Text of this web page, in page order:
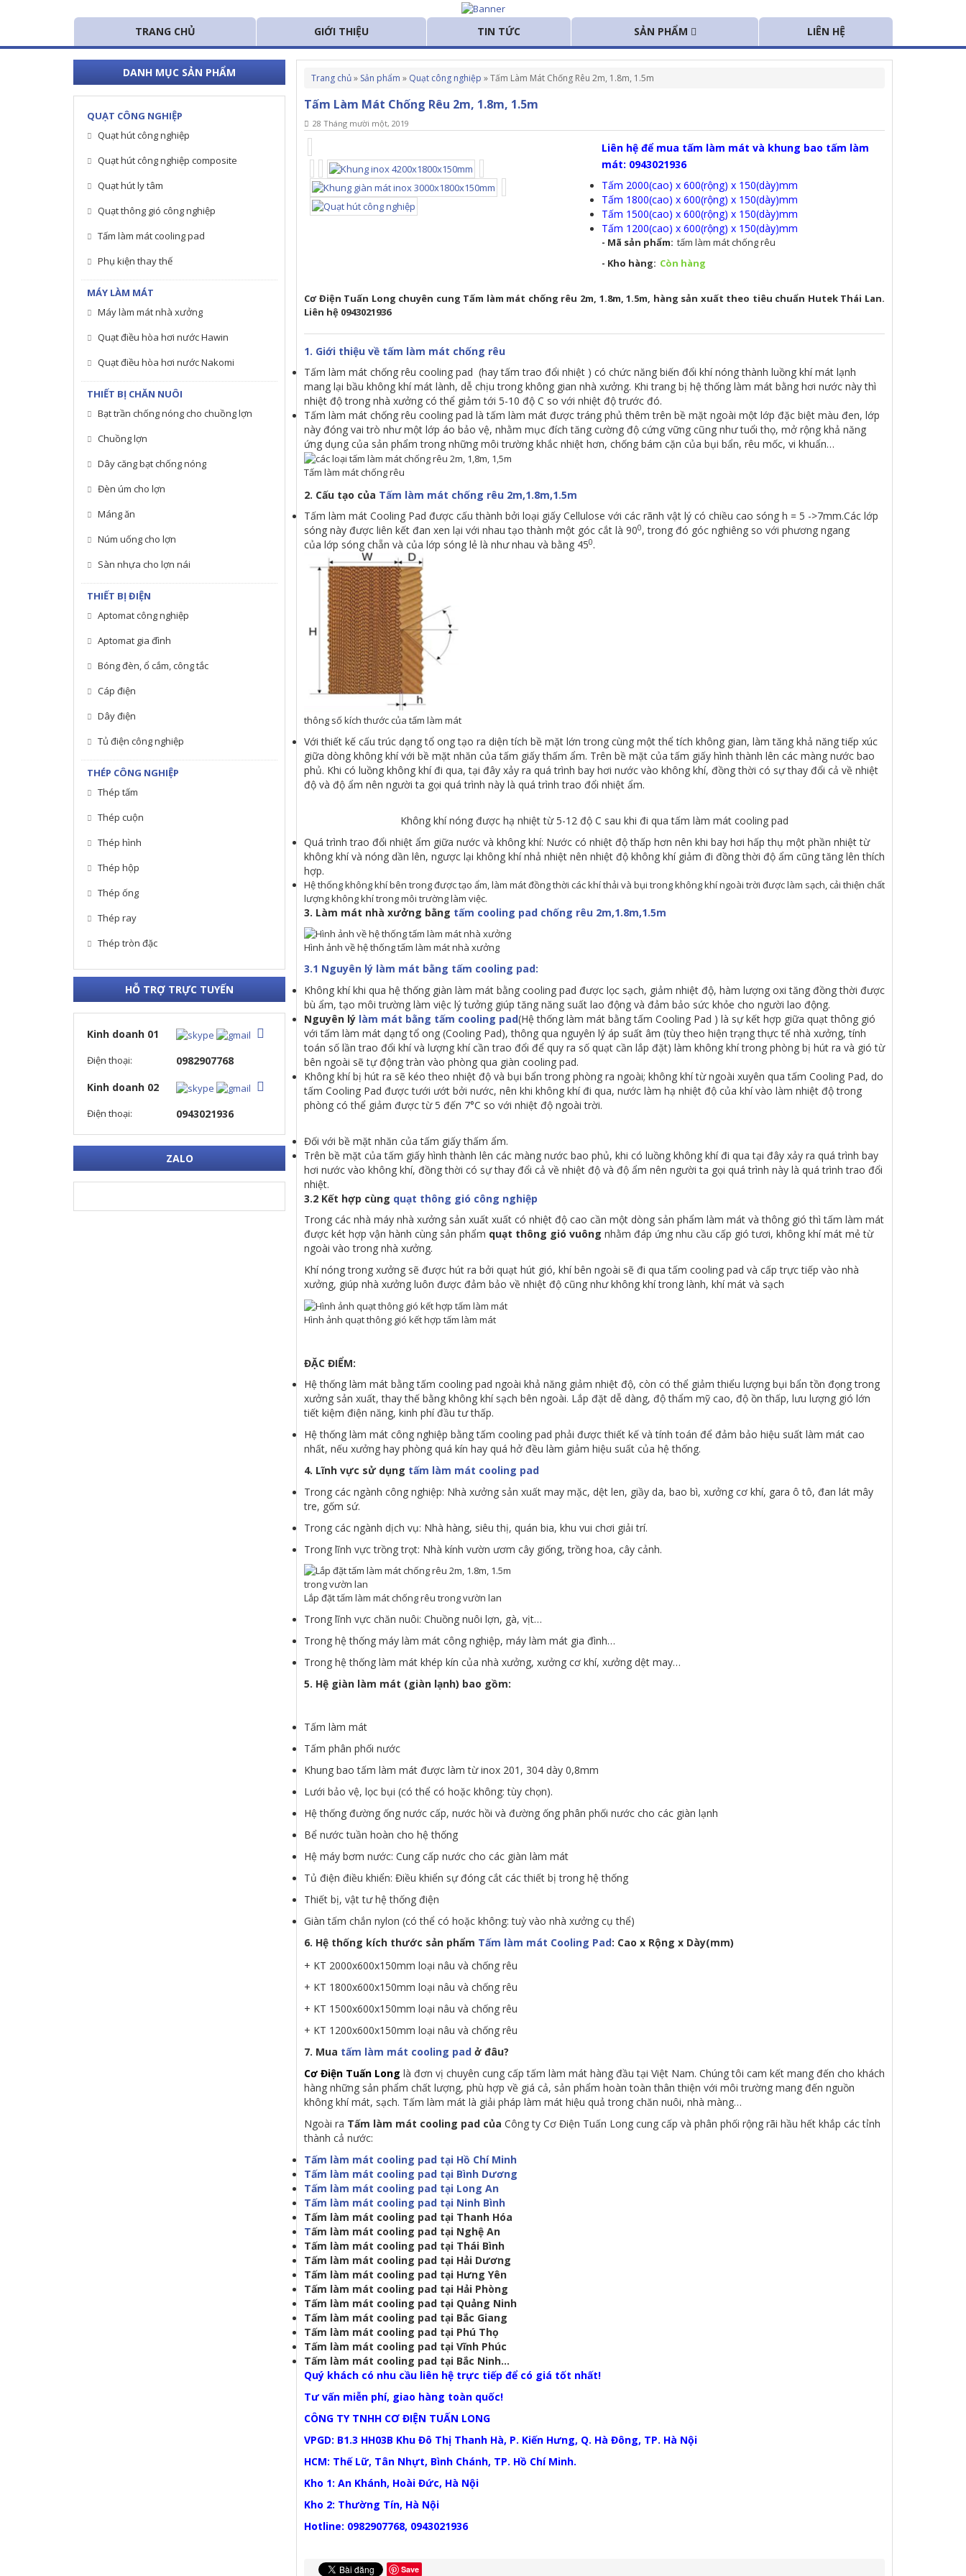
TRANG CHỦ GIỚI THIỆU TIN TỨC SẢN PHẨM
Quạt công nghiệp
Quạt hút công nghiệp
Quạt hút công nghiệp composite
Máy làm mát
Máy làm mát nhà xưởng
Thép công nghiệp
LIÊN HỆ
Trang chủ» Sản phẩm » Quạt công nghiệp »Tấm Làm Mát Chống Rêu 2m, 1.8m, 1.5m
Tấm Làm Mát Chống Rêu 2m, 1.8m, 1.5m
28 Tháng mười một, 2019
Liên hệ để mua tấm làm mát và khung bao tấm làm
mát: 0943021936
Tấm 2000(cao) x 600(rộng) x 150(dày)mm
Tấm 1800(cao) x 600(rộng) x 150(dày)mm
Tấm 1500(cao) x 600(rộng) x 150(dày)mm
Tấm 1200(cao) x 600(rộng) x 150(dày)mm
- Mã sản phẩm: tấm làm mát chống rêu
- Kho hàng: Còn hàng
Cơ Điện Tuấn Long chuyên cung Tấm làm mát chống rêu 2m, 1.8m, 1.5m, hàng sản xuất theo tiêu chuẩn Hutek Thái Lan.
Liên hệ 0943021936
1. Giới thiệu về tấm làm mát chống rêu
Tấm làm mát chống rêu cooling pad (hay tấm trao đổi nhiệt ) có chức năng biến đổi khí nóng thành luồng khí mát lạnh
mang lại bầu không khí mát lành, dễ chịu trong không gian nhà xưởng. Khi trang bị hệ thống làm mát bằng hơi nước này thì
nhiệt độ trong nhà xưởng có thể giảm tới 5-10 độ C so với nhiệt độ trước đó.
Tấm làm mát chống rêu cooling pad là tấm làm mát được tráng phủ thêm trên bề mặt ngoài một lớp đặc biệt màu đen, lớp
này đóng vai trò như một lớp áo bảo vệ, nhằm mục đích tăng cường độ cứng vững cũng như tuổi thọ, mở rộng khả năng
ứng dụng của sản phẩm trong những môi trường khắc nhiệt hơn, chống bám cặn của bụi bẩn, rêu mốc, vi khuẩn…
Tấm làm mát chống rêu
2. Cấu tạo của Tấm làm mát chống rêu 2m,1.8m,1.5m
Tấm làm mát Cooling Pad được cấu thành bởi loại giấy Cellulose với các rãnh vật lý có chiều cao sóng h = 5 ->7mm.Các lớp
sóng này được liên kết đan xen lại với nhau tạo thành một góc cắt là 900, trong đó góc nghiêng so với phương ngang
của lớp sóng chẵn và của lớp sóng lẻ là như nhau và bằng 450.
thông số kích thước của tấm làm mát
Với thiết kế cấu trúc dạng tổ ong tạo ra diện tích bề mặt lớn trong cùng một thể tích không gian, làm tăng khả năng tiếp xúc
giữa dòng không khí với bề mặt nhăn của tấm giấy thấm ẩm. Trên bề mặt của tấm giấy hình thành lên các màng nước bao
phủ. Khi có luồng không khí đi qua, tại đây xảy ra quá trình bay hơi nước vào không khí, đồng thời có sự thay đổi cả về nhiệt
độ và độ ẩm nên người ta gọi quá trình này là quá trình trao đổi nhiệt ẩm.
Không khí nóng được hạ nhiệt từ 5-12 độ C sau khi đi qua tấm làm mát cooling pad
Quá trình trao đổi nhiệt ẩm giữa nước và không khí: Nước có nhiệt độ thấp hơn nên khi bay hơi hấp thụ một phần nhiệt từ
không khí và nóng dần lên, ngược lại không khí nhả nhiệt nên nhiệt độ không khí giảm đi đồng thời độ ẩm cũng tăng lên thích
hợp.
Hệ thống không khí bên trong được tạo ẩm, làm mát đồng thời các khí thải và bụi trong không khí ngoài trời được làm sạch, cải thiện chất
lượng không khí trong môi trường làm việc.
3. Làm mát nhà xưởng bằng tấm cooling pad chống rêu 2m,1.8m,1.5m
Hình ảnh về hệ thống tấm làm mát nhà xưởng
3.1 Nguyên lý làm mát bằng tấm cooling pad:
Không khí khi qua hệ thống giàn làm mát bằng cooling pad được lọc sạch, giảm nhiệt độ, hàm lượng oxi tăng đồng thời được
bù ẩm, tạo môi trường làm việc lý tưởng giúp tăng năng suất lao động và đảm bảo sức khỏe cho người lao động.
Nguyên lý làm mát bằng tấm cooling pad(Hệ thống làm mát bằng tấm Cooling Pad ) là sự kết hợp giữa quạt thông gió
với tấm làm mát dạng tổ ong (Cooling Pad), thông qua nguyên lý áp suất âm (tùy theo hiện trạng thực tế nhà xưởng, tính
toán số lần trao đổi khí và lượng khí cần trao đổi để quy ra số quạt cần lắp đặt) làm không khí trong phòng bị hút ra và gió từ
bên ngoài sẽ tự động tràn vào phòng qua giàn cooling pad.
Không khí bị hút ra sẽ kéo theo nhiệt độ và bụi bẩn trong phòng ra ngoài; không khí từ ngoài xuyên qua tấm Cooling Pad, do
tấm Cooling Pad được tưới ướt bởi nước, nên khi không khí đi qua, nước làm hạ nhiệt độ của khí vào làm nhiệt độ trong
phòng có thể giảm được từ 5 đến 7°C so với nhiệt độ ngoài trời.
Đối với bề mặt nhăn của tấm giấy thấm ẩm.
Trên bề mặt của tấm giấy hình thành lên các màng nước bao phủ, khi có luồng không khí đi qua tại đây xảy ra quá trình bay
hơi nước vào không khí, đồng thời có sự thay đổi cả về nhiệt độ và độ ẩm nên người ta gọi quá trình này là quá trình trao đổi
nhiệt.
3.2 Kết hợp cùng quạt thông gió công nghiệp
Trong các nhà máy nhà xưởng sản xuất xuất có nhiệt độ cao cần một dòng sản phẩm làm mát và thông gió thì tấm làm mát
được két hợp vận hành cùng sản phẩm quạt thông gió vuông nhằm đáp ứng nhu cầu cấp gió tươi, không khí mát mẻ từ
ngoài vào trong nhà xưởng.
Khí nóng trong xưởng sẽ được hút ra bởi quạt hút gió, khí bên ngoài sẽ đi qua tấm cooling pad và cấp trực tiếp vào nhà
xưởng, giúp nhà xưởng luôn được đảm bảo về nhiệt độ cũng như không khí trong lành, khí mát và sạch
Hình ảnh quạt thông gió kết hợp tấm làm mát
ĐẶC ĐIỂM:
Hệ thống làm mát bằng tấm cooling pad ngoài khả năng giảm nhiệt độ, còn có thể giảm thiểu lượng bụi bẩn tồn đọng trong
xưởng sản xuất, thay thế bằng không khí sạch bên ngoài. Lắp đặt dễ dàng, độ thẩm mỹ cao, độ ồn thấp, lưu lượng gió lớn
tiết kiệm điện năng, kinh phí đầu tư thấp.
Hệ thống làm mát công nghiệp bằng tấm cooling pad phải được thiết kế và tính toán để đảm bảo hiệu suất làm mát cao
nhất, nếu xưởng hay phòng quá kín hay quá hở đều làm giảm hiệu suất của hệ thống.
4. Lĩnh vực sử dụng tấm làm mát cooling pad
Trong các ngành công nghiệp: Nhà xưởng sản xuất may mặc, dệt len, giầy da, bao bì, xưởng cơ khí, gara ô tô, đan lát mây
tre, gốm sứ.
Trong các ngành dịch vụ: Nhà hàng, siêu thị, quán bia, khu vui chơi giải trí.
Trong lĩnh vực trồng trọt: Nhà kính vườn ươm cây giống, trồng hoa, cây cảnh.
Lắp đặt tấm làm mát chống rêu trong vườn lan
Trong lĩnh vực chăn nuôi: Chuồng nuôi lợn, gà, vịt…
Trong hệ thống máy làm mát công nghiệp, máy làm mát gia đình…
Trong hệ thống làm mát khép kín của nhà xưởng, xưởng cơ khí, xưởng dệt may…
5. Hệ giàn làm mát (giàn lạnh) bao gồm:
Tấm làm mát
Tấm phân phối nước
Khung bao tấm làm mát được làm từ inox 201, 304 dày 0,8mm
Lưới bảo vệ, lọc bụi (có thể có hoặc không: tùy chọn).
Hệ thống đường ống nước cấp, nước hồi và đường ống phân phối nước cho các giàn lạnh
Bể nước tuần hoàn cho hệ thống
Hệ máy bơm nước: Cung cấp nước cho các giàn làm mát
Tủ điện điều khiển: Điều khiển sự đóng cắt các thiết bị trong hệ thống
Thiết bị, vật tư hệ thống điện
Giàn tấm chắn nylon (có thể có hoặc không: tuỳ vào nhà xưởng cụ thể)
6. Hệ thống kích thước sản phẩm Tấm làm mát Cooling Pad: Cao x Rộng x Dày(mm)
+ KT 2000x600x150mm loại nâu và chống rêu
+ KT 1800x600x150mm loại nâu và chống rêu
+ KT 1500x600x150mm loại nâu và chống rêu
+ KT 1200x600x150mm loại nâu và chống rêu
7. Mua tấm làm mát cooling pad ở đâu?
Cơ Điện Tuấn Long là đơn vị chuyên cung cấp tấm làm mát hàng đầu tại Việt Nam. Chúng tôi cam kết mang đến cho khách
hàng những sản phẩm chất lượng, phù hợp về giá cả, sản phẩm hoàn toàn thân thiện với môi trường mang đến nguồn
không khí mát, sạch. Tấm làm mát là giải pháp làm mát hiệu quả trong chăn nuôi, nhà màng…
Ngoài ra Tấm làm mát cooling pad của Công ty Cơ Điện Tuấn Long cung cấp và phân phối rộng rãi hầu hết khắp các tỉnh
thành cả nước:
Tấm làm mát cooling pad tại Hồ Chí Minh
Tấm làm mát cooling pad tại Bình Dương
Tấm làm mát cooling pad tại Long An
Tấm làm mát cooling pad tại Ninh Bình
Tấm làm mát cooling pad tại Thanh Hóa
Tấm làm mát cooling pad tại Nghệ An
Tấm làm mát cooling pad tại Thái Bình
Tấm làm mát cooling pad tại Hải Dương
Tấm làm mát cooling pad tại Hưng Yên
Tấm làm mát cooling pad tại Hải Phòng
Tấm làm mát cooling pad tại Quảng Ninh
Tấm làm mát cooling pad tại Bắc Giang
Tấm làm mát cooling pad tại Phú Thọ
Tấm làm mát cooling pad tại Vĩnh Phúc
Tấm làm mát cooling pad tại Bắc Ninh…
Quý khách có nhu cầu liên hệ trực tiếp để có giá tốt nhất!
Tư vấn miễn phí, giao hàng toàn quốc!
CÔNG TY TNHH CƠ ĐIỆN TUẤN LONG
VPGD: B1.3 HH03B Khu Đô Thị Thanh Hà, P. Kiến Hưng, Q. Hà Đông, TP. Hà Nội
HCM: Thế Lữ, Tân Nhựt, Bình Chánh, TP. Hồ Chí Minh.
Kho 1: An Khánh, Hoài Đức, Hà Nội
Kho 2: Thường Tín, Hà Nội
Hotline: 0982907768, 0943021936
Save
DANH MỤC SẢN PHẨM
QUẠT CÔNG NGHIỆP
Quạt hút công nghiệp
Quạt hút công nghiệp composite
Quạt hút ly tâm
Quạt thông gió công nghiệp
Tấm làm mát cooling pad
Phụ kiện thay thế
MÁY LÀM MÁT
Máy làm mát nhà xưởng
Quạt điều hòa hơi nước Hawin
Quạt điều hòa hơi nước Nakomi
THIẾT BỊ CHĂN NUÔI
Bạt trần chống nóng cho chuồng lợn
Chuồng lợn
Dây căng bạt chống nóng
Đèn úm cho lợn
Máng ăn
Núm uống cho lợn
Sàn nhựa cho lợn nái
THIẾT BỊ ĐIỆN
Aptomat công nghiệp
Aptomat gia đình
Bóng đèn, ổ cắm, công tắc
Cáp điện
Dây điện
Tủ điện công nghiệp
THÉP CÔNG NGHIỆP
Thép tấm
Thép cuộn
Thép hình
Thép hộp
Thép ống
Thép ray
Thép tròn đặc
HỖ TRỢ TRỰC TUYẾN
Kinh doanh 01
Điện thoại:
0982907768
Kinh doanh 02
Điện thoại: 0943021936
ZALO